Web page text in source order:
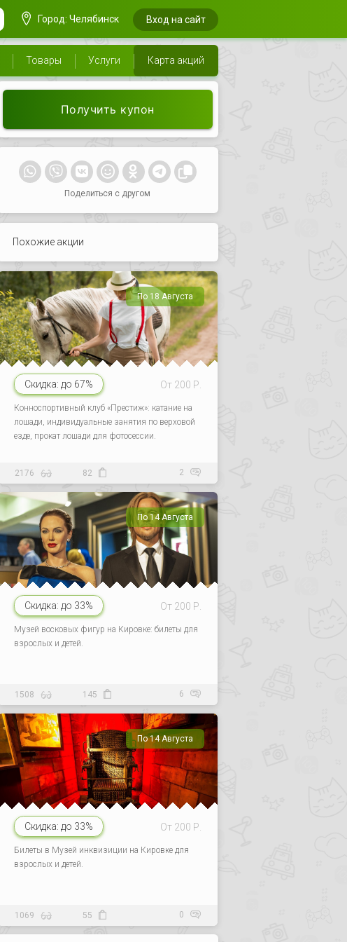
Город: Челябинск Вход на сайт
Товары Услуги Карта акций
Получить купон
Поделиться с другом
Похожие акции
По 18 Августа
Скидка: до 67% От 200 Р.
Конноспортивный клуб «Престиж»: катание на
лошади, индивидуальные занятия по верховой
езде, прокат лошади для фотосессии.
2176 82 2
По 14 Августа
Скидка: до 33% От 200 Р.
Музей восковых фигур на Кировке: билеты для
взрослых и детей.
1508 145 6
По 14 Августа
Скидка: до 33% От 200 Р.
Билеты в Музей инквизиции на Кировке для
взрослых и детей.
1069 55 0